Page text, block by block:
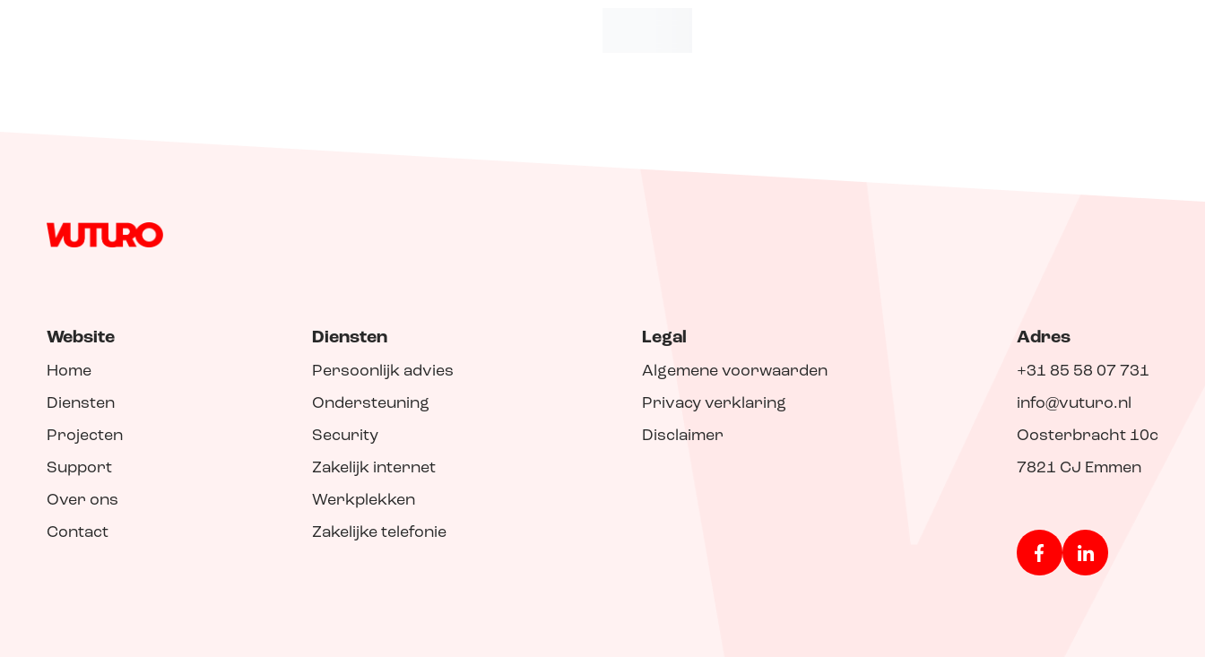
Website
Home
Diensten
Projecten
Support
Over ons
Contact
Diensten
Persoonlijk advies
Ondersteuning
Security
Zakelijk internet
Werkplekken
Zakelijke telefonie
Legal
Algemene voorwaarden
Privacy verklaring
Disclaimer
Adres
+31 85 58 07 731
info@vuturo.nl
Oosterbracht 10c
7821 CJ Emmen